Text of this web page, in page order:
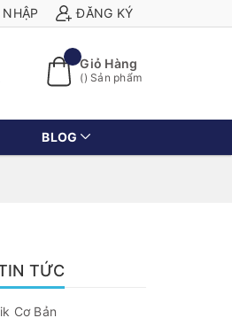
ĐĂNG KÝ
Giỏ Hàng
() Sản phẩm
BLOG
TỨC
Cơ Bản